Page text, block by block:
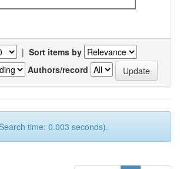
| Sort items by
Authors/record
time: 0.003 seconds).